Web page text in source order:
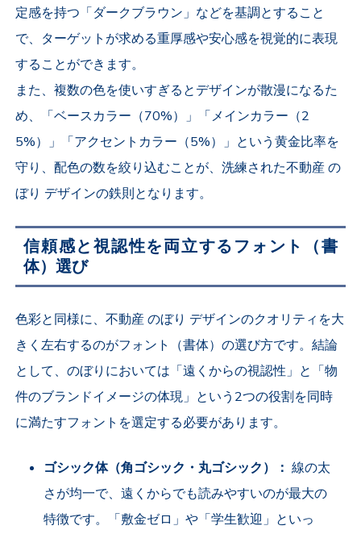
定感を持つ「ダークブラウン」などを基調とすること
で、ターゲットが求める重厚感や安心感を視覚的に表現
することができます。
また、複数の色を使いすぎるとデザインが散漫になるた
め、「ベースカラー（70%）」「メインカラー（2
5%）」「アクセントカラー（5%）」という黄金比率を
守り、配色の数を絞り込むことが、洗練された不動産 の
ぼり デザインの鉄則となります。
信頼感と視認性を両立するフォント（書
体）選び
色彩と同様に、不動産 のぼり デザインのクオリティを大
きく左右するのがフォント（書体）の選び方です。結論
として、のぼりにおいては「遠くからの視認性」と「物
件のブランドイメージの体現」という2つの役割を同時
に満たすフォントを選定する必要があります。
ゴシック体（角ゴシック・丸ゴシック）： 線の太
さが均一で、遠くからでも読みやすいのが最大の
特徴です。「敷金ゼロ」や「学生歓迎」といっ